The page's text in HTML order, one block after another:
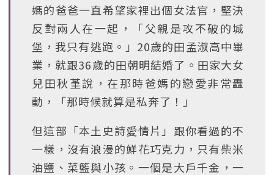
媽的爸爸一直希望家裡出個女法官，堅決
反對兩人在一起，「父親是攻不破的城
堡，我只有逃跑。」20歲的田孟淑高中畢
業，就跟36歲的田朝明結婚了。田家大女
兒田秋堇說，在那時爸媽的戀愛非常轟
動，「那時候就算是私奔了！」
但這部「本土史詩愛情片」跟你看過的不
一樣，沒有浪漫的鮮花巧克力，只有柴米
油鹽、菜籃與小孩。一個是大戶千金，一